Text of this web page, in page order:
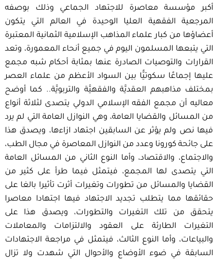
أكبر مؤسسة معاصرة للاجتهاد الجماعي وذلك بوصفه
المرجعية الفقهية العليا الوحيدة في العالم التي يتكون
أعضاؤها من كبار علماء المذاهب الإسلامية الثمانية المعتبرة
التي يتبعها المسلمون اليوم في جميع أنحاء المعمورة، وتعد
القرارات والتوصيات الصادرة عنها بمثابة أحكام شبه مجمع
عليها إجماعًا سكوتيًّا بين السواد الأعظم من علماء العصر
بمختلف مذاهبهم العقديَّة والفقهيَّة والتربويَّة.. كما أوضح
معاليه أن مجمع الفقه الإسلامي الدولي يتصدى لثلاثة أنواع
من المسائل والقضايا العامة، وهي النوازل العامة التي لم يرد
فيها نص ولم يؤثر عن السابقين اجتهاد ازاءها، ويصدق هذا
على جائحة كورونا وعدد من النوازل المعاصرة في مجال الطب،
والاجتماع، والاقتصاد، وأما النوع الثاني من المسائل العامة
التي يتصدى لها المجمع، فيتمثل فيما طرأ على كثير من
القضايا والمسائل من تطورات وتغيرات أثرت تأثيرا بالغا على
حقائقها مما يتطلب تجديد الاجتهاد فيها اجتهادا معاصرا
يتحقق من تلك التغيرات والتطورات، ويصدق هذا على
التغيرات الطارئة على العقود والالتزامات والمعاملات
والبياعات، وأما النوع الثالث، فيتمثل في مراجعة الاجتهادات
السابقة في ضوء الأوضاع والأحوال التي شهدت ولا تزال